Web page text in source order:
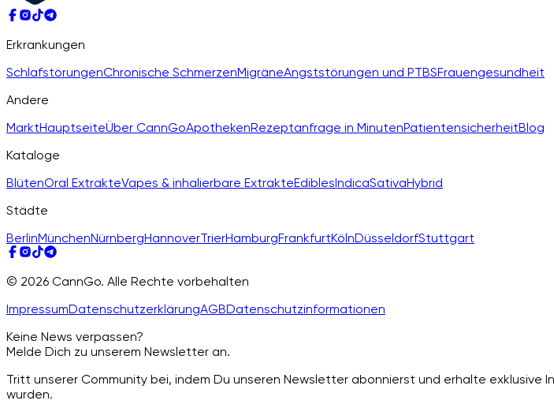
Erkrankungen
SchlafstörungenChronische SchmerzenMigräneAngststörungen und PTBSFrauengesundheit
Andere
MarktHauptseiteÜber CannGoApothekenRezeptanfrage in MinutenPatientensicherheitBlog
Kataloge
BlütenOral ExtrakteVapes & inhalierbare ExtrakteEdiblesIndicaSativaHybrid
Städte
BerlinMünchenNürnbergHannoverTrierHamburgFrankfurtKölnDüsseldorfStuttgart
© 2026 CannGo. Alle Rechte vorbehalten
ImpressumDatenschutzerklärungAGBDatenschutzinformationen
Keine News verpassen?
Melde Dich zu unserem Newsletter an.
Tritt unserer Community bei, indem Du unseren Newsletter abonnierst und erhalte
wurden.